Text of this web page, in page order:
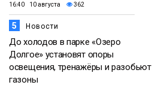
16:40 10 августа 362
5 Новости
До холодов в парке «Озеро
Долгое» установят опоры
освещения, тренажёры и разобьют
газоны